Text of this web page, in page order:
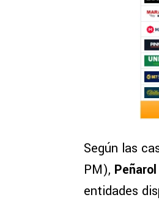
Según las
PM),
entidades